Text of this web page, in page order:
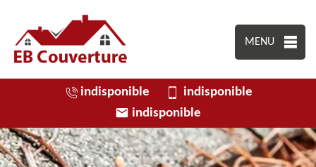
MENU
indisponible
indisponible
indisponible